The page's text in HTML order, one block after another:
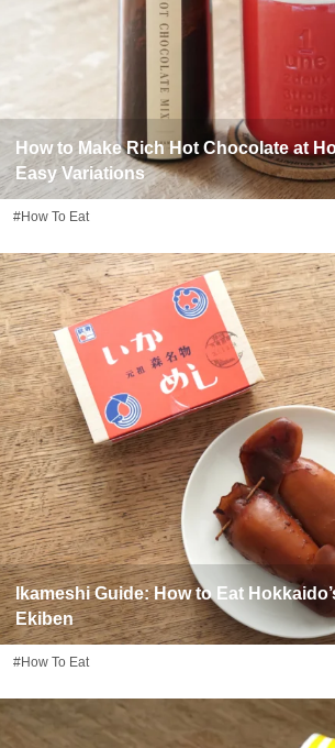
How to Make Rich Hot Chocolate at
Easy Variations
#How To Eat
Ikameshi Guide: How to Eat
Ekiben
#How To Eat